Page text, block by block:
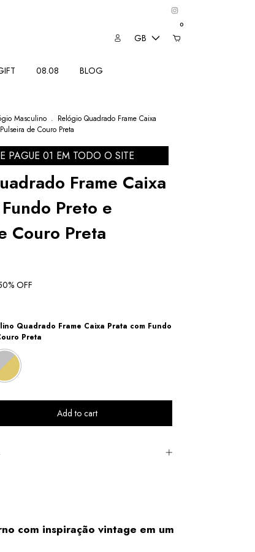
GB
0
08.08 BLOG
Masculino . Relógio Quadrado Frame Caixa
de Couro Preta
PAGUE 01 EM TODO O SITE
Frame Caixa
Preto e
Couro Preta
% OFF
Quadrado Frame Caixa Prata com Fundo
Preta
com inspiração vintage em um